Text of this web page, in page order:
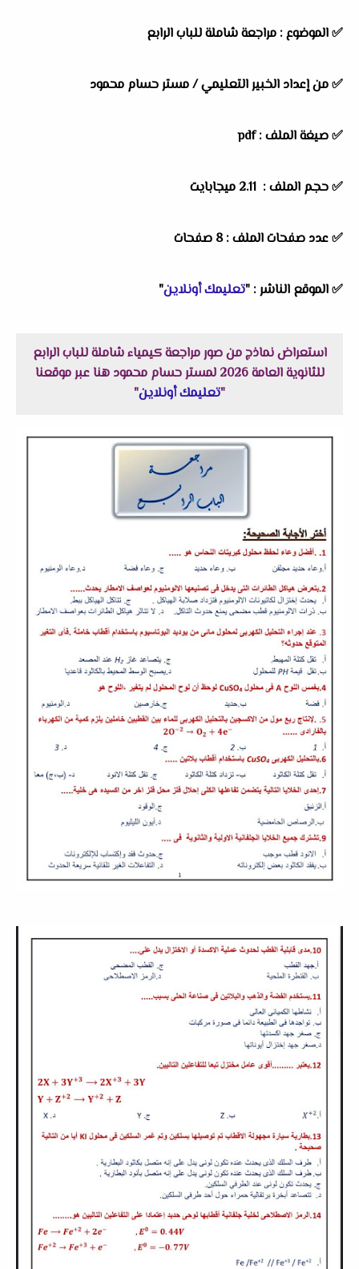
✅الموضوع : مراجعة شاملة للباب الرابع
✅من إعداد الخبير التعليمي /مستر حسام محمود
✅ صيغة الملف : pdf
✅ حجم الملف : 2.11 ميجابايت
✅ عدد صفحات الملف : 8 صفحات
✅الموقع الناشر : "تعليمك أونلاين"
استعراض نماذج من صور مراجعة كيمياء شاملة للباب الرابع
للثانوية العامة 2026 لمستر حسام محمود هنا عبر موقعنا
"تعليمك أونلاين"